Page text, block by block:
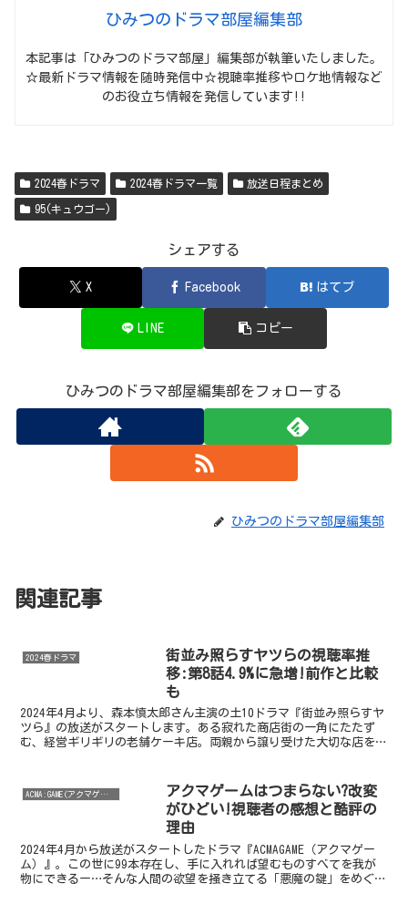
ひみつのドラマ部屋編集部
本記事は「ひみつのドラマ部屋」編集部が執筆いたしました。
☆最新ドラマ情報を随時発信中☆視聴率推移やロケ地情報など
のお役立ち情報を発信しています!!
2024春ドラマ 2024春ドラマ一覧 放送日程まとめ
95(キュウゴー)
シェアする
X Facebook はてブ
LINE コピー
ひみつのドラマ部屋編集部をフォローする
ひみつのドラマ部屋編集部
関連記事
2024春ドラマ
街並み照らすヤツらの視聴率推
移:第8話4.9%に急増!前作と比較
も
2024年4月より、森本慎太郎さん主演の土10ドラマ『街並み照らすヤ
ツら』の放送がスタートします。ある寂れた商店街の一角にたたず
む、経営ギリギリの老舗ケーキ店。両親から譲り受けた大切な店を守
ACMA:GAME(アクマゲーム)
アクマゲームはつまらない?改変
がひどい!視聴者の感想と酷評の
理由
2024年4月から放送がスタートしたドラマ『ACMAGAME（アクマゲー
ム）』。この世に99本存在し、手に入れれば望むものすべてを我が
物にできるー…そんな人間の欲望を掻き立てる「悪魔の鍵」をめぐ